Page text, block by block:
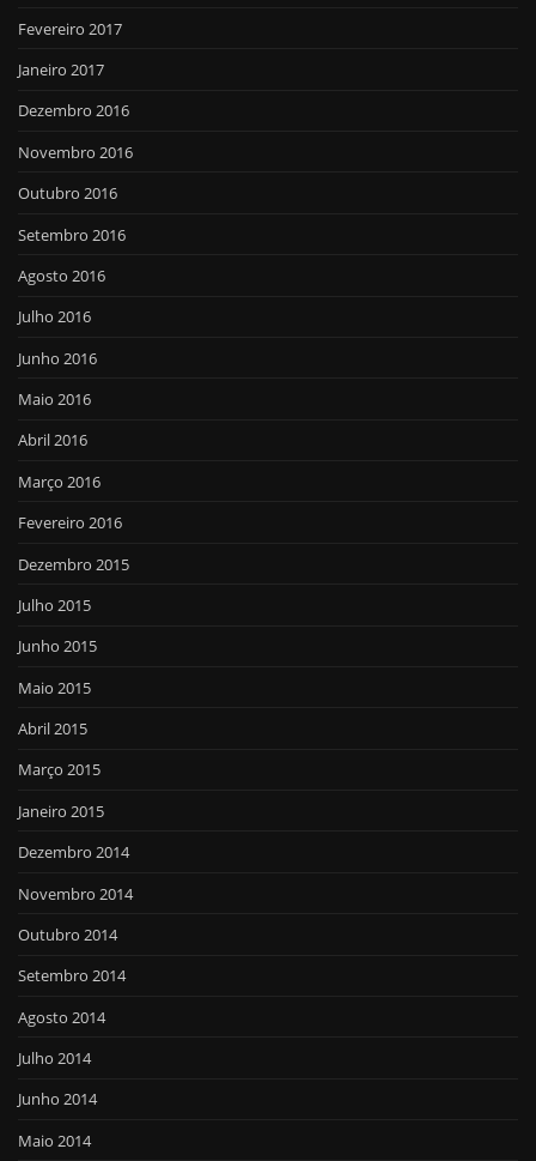
Fevereiro 2017
Janeiro 2017
Dezembro 2016
Novembro 2016
Outubro 2016
Setembro 2016
Agosto 2016
Julho 2016
Junho 2016
Maio 2016
Abril 2016
Março 2016
Fevereiro 2016
Dezembro 2015
Julho 2015
Junho 2015
Maio 2015
Abril 2015
Março 2015
Janeiro 2015
Dezembro 2014
Novembro 2014
Outubro 2014
Setembro 2014
Agosto 2014
Julho 2014
Junho 2014
Maio 2014